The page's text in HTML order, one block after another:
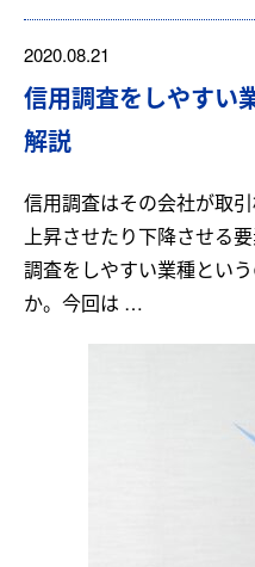
2020.08.21
信用調査をしやすい
解説
信用調査はその会社が取
上昇させたり下降させる
調査をしやすい業種とい
か。今回は …